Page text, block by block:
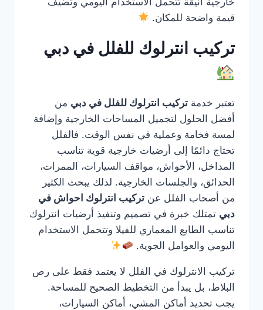
قيمة واضحة للمكان.
تركيب انترلوك للفلل في دبي
تعتبر خدمة تركيب انترلوك للفلل في دبي من
أفضل الحلول لتجميل المساحات الخارجية وإضافة
لمسة فخامة وعملية في نفس الوقت. فالفلل
تحتاج دائمًا إلى أرضيات خارجية قوية تناسب
المداخل، الأحواش، مواقف السيارات، الممرات،
الحدائق، والجلسات الخارجية. لذلك يبحث الكثير
من أصحاب الفلل عن تركيب انترلوك احواش في
دبي تمتلك خبرة في تصميم وتنفيذ أرضيات انترلوك
تناسب الطابع المعماري للفيلا وتتحمل الاستخدام
اليومي والعوامل الجوية.
تركيب الانترلوك في الفلل لا يعتمد فقط على رص
البلاط، بل يبدأ من التخطيط الصحيح للمساحة.
يجب تحديد أماكن المشي، أماكن السيارات،